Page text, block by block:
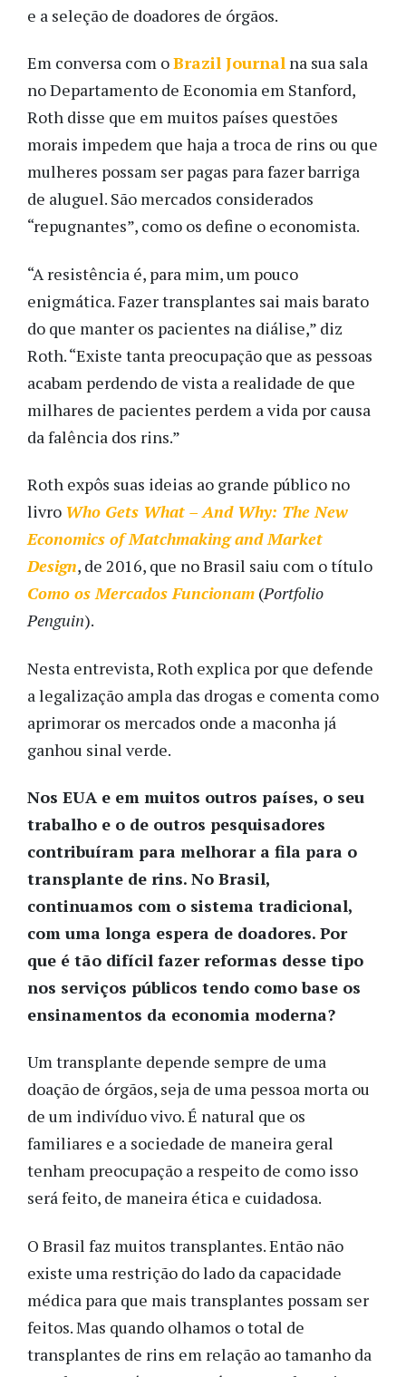
e a seleção de doadores de órgãos.
Em conversa com oBrazil Journal na sua sala
no Departamento de Economia em Stanford,
Roth disse que em muitos países questões
morais impedem que haja a troca de rins ou que
mulheres possam ser pagas para fazer barriga
de aluguel. São mercados considerados
“repugnantes”, como os define o economista.
“A resistência é, para mim, um pouco
enigmática. Fazer transplantes sai mais barato
do que manter os pacientes na diálise,” diz
Roth. “Existe tanta preocupação que as pessoas
acabam perdendo de vista a realidade de que
milhares de pacientes perdem a vida por causa
da falência dos rins.”
Roth expôs suas ideias ao grande público no
livro Who Gets What – And Why: The New
Economics of Matchmaking and Market
Design, de 2016, que no Brasil saiu com o título
Como os Mercados Funcionam (Portfolio
Penguin).
Nesta entrevista, Roth explica por que defende
a legalização ampla das drogas e comenta como
aprimorar os mercados onde a maconha já
ganhou sinal verde.
Nos EUA e em muitos outros países, o seu
trabalho e o de outros pesquisadores
contribuíram para melhorar a fila para o
transplante de rins. No Brasil,
continuamos com o sistema tradicional,
com uma longa espera de doadores. Por
que é tão difícil fazer reformas desse tipo
nos serviços públicos tendo como base os
ensinamentos da economia moderna?
Um transplante depende sempre de uma
doação de órgãos, seja de uma pessoa morta ou
de um indivíduo vivo. É natural que os
familiares e a sociedade de maneira geral
tenham preocupação a respeito de como isso
será feito, de maneira ética e cuidadosa.
O Brasil faz muitos transplantes. Então não
existe uma restrição do lado da capacidade
médica para que mais transplantes possam ser
feitos. Mas quando olhamos o total de
transplantes de rins em relação ao tamanho da